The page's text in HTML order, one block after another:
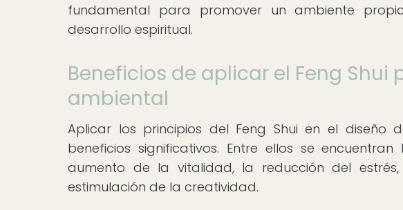
fundamental para promover un ambiente
desarrollo espiritual.
Beneficios de aplicar el Feng
ambiental
Aplicar los principios del Feng Shui en el
beneficios significativos. Entre ellos se
aumento de la vitalidad, la reducción del
estimulación de la creatividad.